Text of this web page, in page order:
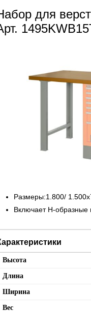
для
Размеры:1.800/
Включает Н-образные
Высота
Длина
Ширина
Вес